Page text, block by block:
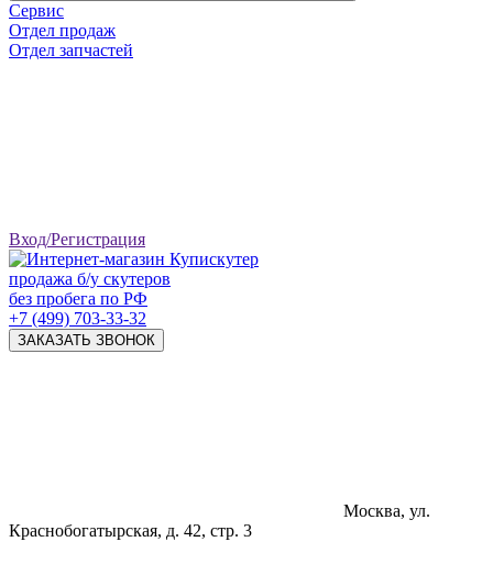
Сервис
Отдел продаж
Отдел запчастей
Вход/Регистрация
продажа б/у скутеров
без пробега по РФ
+7 (499) 703-33-32
ЗАКАЗАТЬ ЗВОНОК
Москва, ул.
Краснобогатырская, д. 42, стр. 3